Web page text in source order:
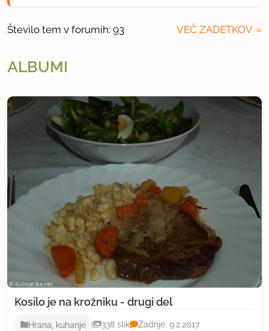
Število tem v forumih: 93 VEČ ZADETKOV
ALBUMI
Kosilo je na krožniku - drugi del
Hrana, kuhanje 338 slik Zadnje: 9.2.2017